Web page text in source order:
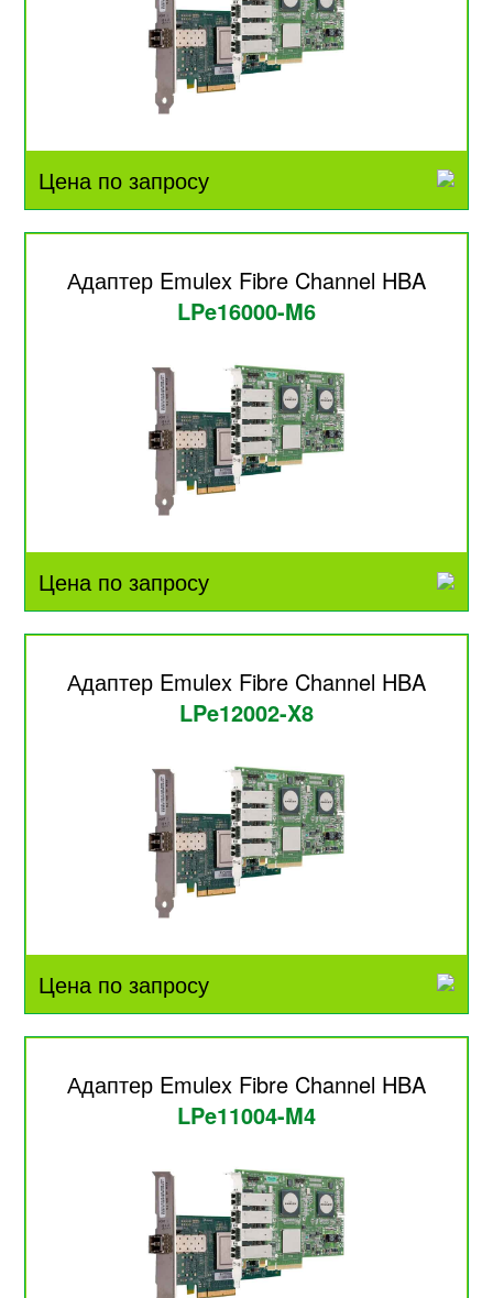
Цена по запросу
Адаптер Emulex Fibre Channel HBA
LPe16000-M6
Цена по запросу
Адаптер Emulex Fibre Channel HBA
LPe12002-X8
Цена по запросу
Адаптер Emulex Fibre Channel HBA
LPe11004-M4